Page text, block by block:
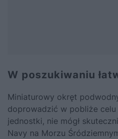
W poszukiwaniu
Miniaturowy okręt
doprowadzić w pobliże celu
jednostki, nie mógł
Navy na Morzu